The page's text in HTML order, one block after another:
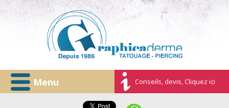
Menu Conseils, devis, Cliquez ici